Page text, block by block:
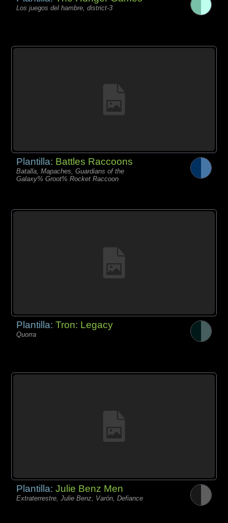
Los juegos del hambre, district-3
Plantilla: Battles Raccoons
Batalla, Mapaches, Guardians of the
Galaxy% Groot% Rocket Raccoon
Plantilla:Tron: Legacy
Quorra
Plantilla:Julie Benz Men
Extraterrestre, Julie Benz, Varón, Defiance